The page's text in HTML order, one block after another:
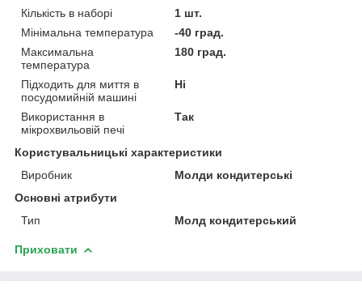
Кількість в наборі
1 шт.
Мінімальна температура
-40 град.
Максимальна
температура
180 град.
Підходить для миття в
посудомийній машині
Ні
Використання в
мікрохвильовій печі
Так
Користувальницькі характеристики
Виробник
Молди кондитерські
Основні атрибути
Тип
Молд кондитерський
Приховати